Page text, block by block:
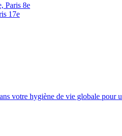
Paris 8e
17e
votre hygiène de vie globale